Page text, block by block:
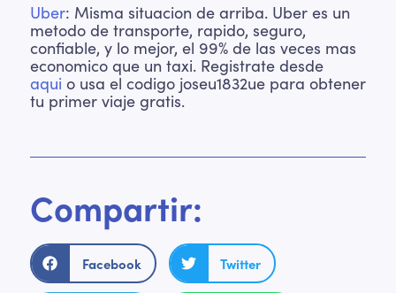
Uber: Misma situacion de arriba. Uber es un
metodo de transporte, rapido, seguro,
confiable, y lo mejor, el 99% de las veces mas
economico que un taxi. Registrate desde
aqui o usa el codigo joseu1832ue para obtener
tu primer viaje gratis.
Compartir:
Facebook Twitter